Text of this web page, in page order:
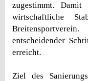
zugestimmt.
wirtschaftliche
entscheidender
erreicht.
Ziel des